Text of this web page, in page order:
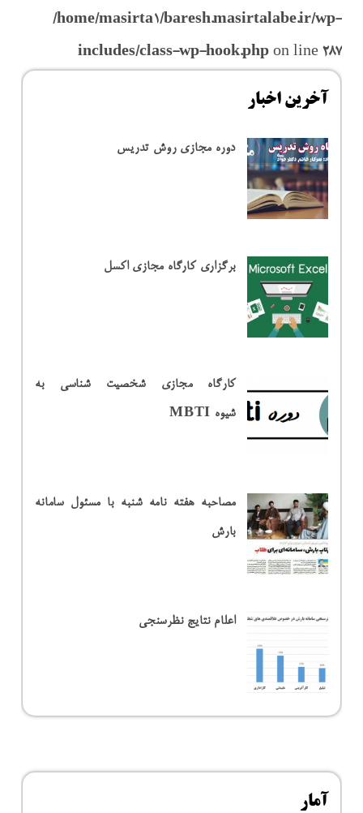
/home/masirta1/baresh.masirtalabe.ir/wp-
includes/class-wp-hook.phpon line 287
آخرین اخبار
دوره مجازی روش تدریس
برگزاری کارگاه مجازی اکسل
کارگاه مجازی شخصیت شناسی به
شیوه MBTI
مصاحبه هفته نامه شنبه با مسئول سامانه
بارش
اعلام نتایج نظرسنجی
آمار